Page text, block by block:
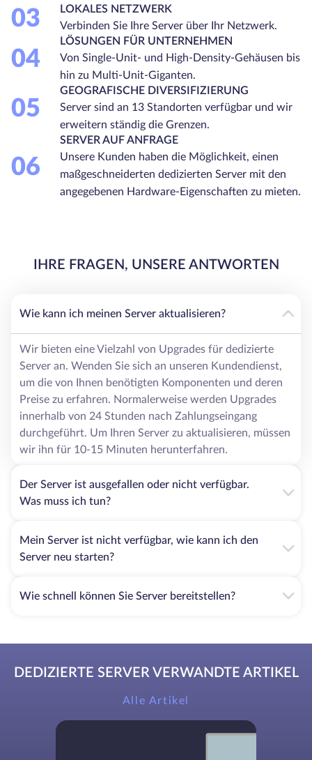
03
LOKALES NETZWERK
Verbinden Sie Ihre Server über Ihr Netzwerk.
04
LÖSUNGEN FÜR UNTERNEHMEN
Von Single-Unit- und High-Density-Gehäusen bis
hin zu Multi-Unit-Giganten.
05
GEOGRAFISCHE DIVERSIFIZIERUNG
Server sind an 13 Standorten verfügbar und wir
erweitern ständig die Grenzen.
06
SERVER AUF ANFRAGE
Unsere Kunden haben die Möglichkeit, einen
maßgeschneiderten dedizierten Server mit den
angegebenen Hardware-Eigenschaften zu mieten.
IHRE FRAGEN, UNSERE ANTWORTEN
Wie kann ich meinen Server aktualisieren?
Wir bieten eine Vielzahl von Upgrades für dedizierte
Server an. Wenden Sie sich an unseren Kundendienst,
um die von Ihnen benötigten Komponenten und deren
Preise zu erfahren. Normalerweise werden Upgrades
innerhalb von 24 Stunden nach Zahlungseingang
durchgeführt. Um Ihren Server zu aktualisieren, müssen
wir ihn für 10-15 Minuten herunterfahren.
Der Server ist ausgefallen oder nicht verfügbar.
Was muss ich tun?
Mein Server ist nicht verfügbar, wie kann ich den
Server neu starten?
Wie schnell können Sie Server bereitstellen?
DEDIZIERTE SERVER VERWANDTE ARTIKEL
Alle Artikel